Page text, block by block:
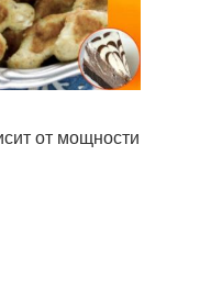
от мощности